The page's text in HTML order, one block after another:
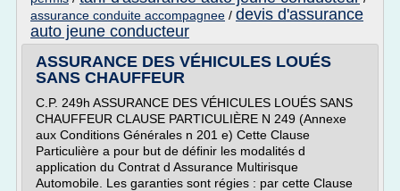
assurance conduite accompagnee / devis d'assurance
auto jeune conducteur
ASSURANCE DES VÉHICULES LOUÉS
SANS CHAUFFEUR
C.P. 249h ASSURANCE DES VÉHICULES LOUÉS SANS
CHAUFFEUR CLAUSE PARTICULIÈRE N 249 (Annexe
aux Conditions Générales n 201 e) Cette Clause
Particulière a pour but de définir les modalités d
application du Contrat d Assurance Multirisque
Automobile. Les garanties sont régies : par cette Clause